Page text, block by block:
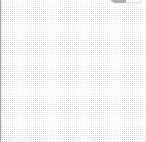
Delicious